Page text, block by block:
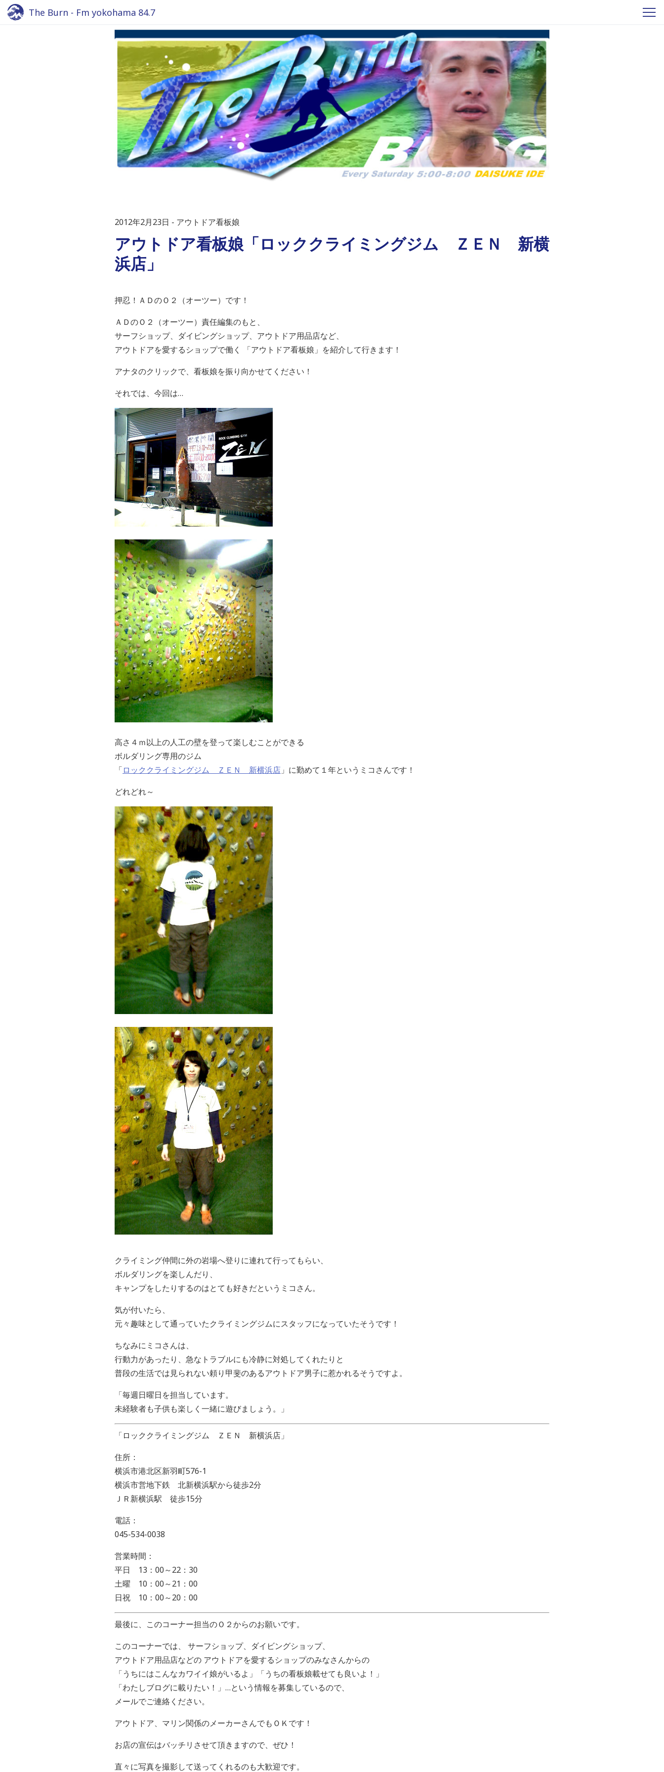
The Burn - Fm yokohama 84.7
2012年2月23日 アウトドア看板娘
アウトドア看板娘「ロッククライミングジム ＺＥＮ 新横
浜店」
押忍！ＡＤのＯ２（オーツー）です！
ＡＤのＯ２（オーツー）責任編集のもと、
サーフショップ、ダイビングショップ、アウトドア用品店など、
アウトドアを愛するショップで働く 「アウトドア看板娘」を紹介して行きます！
アナタのクリックで、看板娘を振り向かせてください！
それでは、今回は…
高さ４ｍ以上の人工の壁を登って楽しむことができる
ボルダリング専用のジム
「ロッククライミングジム ＺＥＮ 新横浜店 」に勤めて１年というミコさんです！
どれどれ～
クライミング仲間に外の岩場へ登りに連れて行ってもらい、
ボルダリングを楽しんだり、
キャンプをしたりするのはとても好きだというミコさん。
気が付いたら、
元々趣味として通っていたクライミングジムにスタッフになっていたそうです！
ちなみにミコさんは、
行動力があったり、急なトラブルにも冷静に対処してくれたりと
普段の生活では見られない頼り甲斐のあるアウトドア男子に惹かれるそうですよ。
「毎週日曜日を担当しています。
未経験者も子供も楽しく一緒に遊びましょう。」
「ロッククライミングジム ＺＥＮ 新横浜店」
住所：
横浜市港北区新羽町576-1
横浜市営地下鉄 北新横浜駅から徒歩2分
ＪＲ新横浜駅 徒歩15分
電話：
045-534-0038
営業時間：
平日 13：00～22：30
土曜 10：00～21：00
日祝 10：00～20：00
最後に、このコーナー担当のＯ２からのお願いです。
このコーナーでは、 サーフショップ、ダイビングショップ、
アウトドア用品店などの アウトドアを愛するショップのみなさんからの
「うちにはこんなカワイイ娘がいるよ」「うちの看板娘載せても良いよ！」
「わたしブログに載りたい！」…という情報を募集しているので、
メールでご連絡ください。
アウトドア、マリン関係のメーカーさんでもＯＫです！
お店の宣伝はバッチリさせて頂きますので、ぜひ！
直々に写真を撮影して送ってくれるのも大歓迎です。